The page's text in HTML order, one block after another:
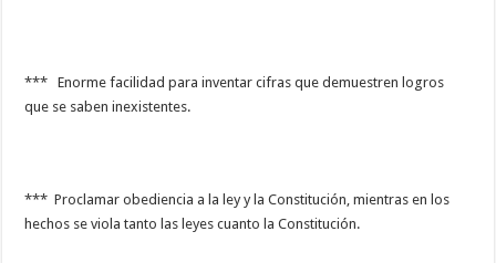
*** Enorme facilidad para inventar cifras que demuestren logros
que se saben inexistentes.
*** Proclamar obediencia a la ley y la Constitución, mientras en los
hechos se viola tanto las leyes cuanto la Constitución.